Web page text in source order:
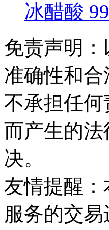
冰醋酸 99
免责声明
准确性和
不承担任
而产生的
决。
友情提醒
服务的交